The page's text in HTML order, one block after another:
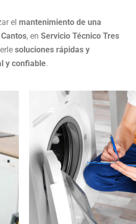
el mantenimiento de una
, en Servicio Técnico Tres
soluciones rápidas y
y confiable.